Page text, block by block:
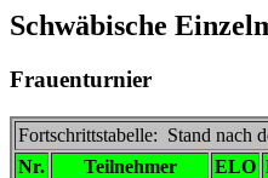
Schwäbische
Frauenturnier
Fortschrittstabelle: Stand nach
Nr.
Teilnehmer ELO